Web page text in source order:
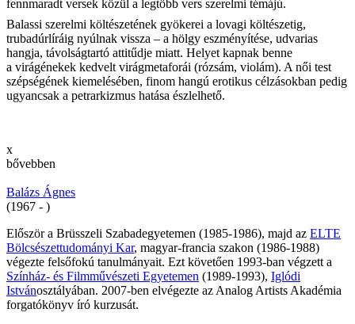
fennmaradt versek közül a legtöbb vers szerelmi témájú.
Balassi szerelmi költészetének gyökerei a lovagi költészetig,
trubadúrlíráig nyúlnak vissza – a hölgy eszményítése, udvarias
hangja, távolságtartó attitűdje miatt. Helyet kapnak benne
a virágénekek kedvelt virágmetaforái (rózsám, violám). A női test
szépségének kiemelésében, finom hangú erotikus célzásokban pedig
ugyancsak a petrarkizmus hatása észlelhető.
x
bővebben
Balázs Ágnes
(1967 - )
Először a Brüsszeli Szabadegyetemen (1985-1986), majd az ELTE
Bölcsészettudományi Kar, magyar-francia szakon (1986-1988)
végezte felsőfokú tanulmányait. Ezt követően 1993-ban végzett a
Színház- és Filmművészeti Egyetemen (1989-1993), Iglódi
Istvánosztályában. 2007-ben elvégezte az Analog Artists Akadémia
forgatókönyv író kurzusát.